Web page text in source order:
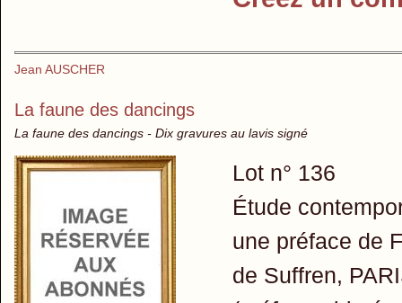
Jean AUSCHER
La faune des dancings
La faune des dancings - Dix gravures au lavis signé
Lot n° 136
Étude
une préface de
de Suffren,